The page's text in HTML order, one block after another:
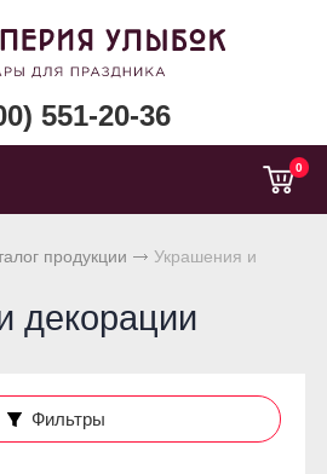
551-20-36
0
продукции
Украшения и
декорации
Фильтры